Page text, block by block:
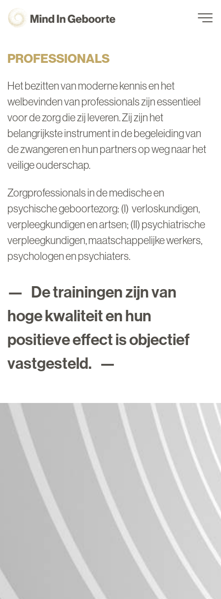
PROFESSIONALS
Navigation
PROFESSIONALS
Het bezitten van moderne kennis en het
welbevinden van professionals zijn essentieel
voor de zorg die zij leveren. Zij zijn het
belangrijkste instrument in de begeleiding van
de zwangeren en hun partners op weg naar het
veilige ouderschap.
Zorgprofessionals in de medische en
psychische geboortezorg: (I) verloskundigen,
verpleegkundigen en artsen; (II) psychiatrische
verpleegkundigen, maatschappelijke werkers,
psychologen en psychiaters.
De trainingen zijn van
hoge kwaliteit en hun
positieve effect is objectief
vastgesteld.